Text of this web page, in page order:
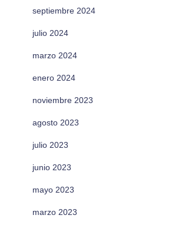
septiembre 2024
julio 2024
marzo 2024
enero 2024
noviembre 2023
agosto 2023
julio 2023
junio 2023
mayo 2023
marzo 2023